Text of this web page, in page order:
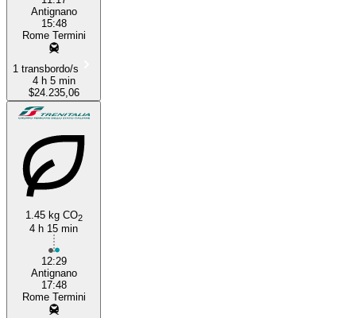
Antignano
15:48
Rome Termini
1 transbordo/s
4 h 5 min
$24.235,06
1.45 kg CO2
4 h 15 min
12:29
Antignano
17:48
Rome Termini